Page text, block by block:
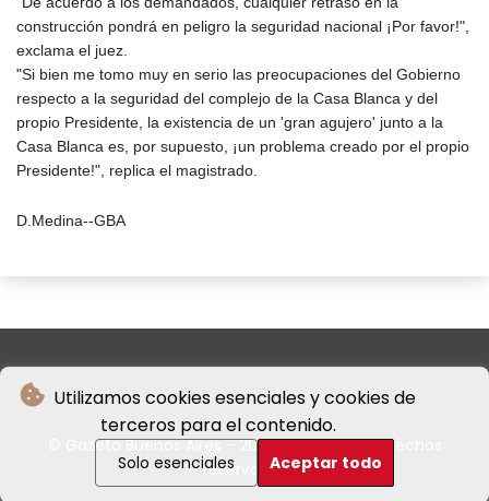
Utilizamos cookies esenciales y cookies de
terceros para el contenido.
Solo esenciales Aceptar todo
construcción pondrá en peligro la seguridad nacional ¡Por favor!",
exclama el juez.
"Si bien me tomo muy en serio las preocupaciones del Gobierno
respecto a la seguridad del complejo de la Casa Blanca y del
propio Presidente, la existencia de un 'gran agujero' junto a la
Casa Blanca es, por supuesto, ¡un problema creado por el propio
Presidente!", replica el magistrado.
D.Medina--GBA
© Gazeta Buenos Aires - 2026 - Todos los derechos
reservados